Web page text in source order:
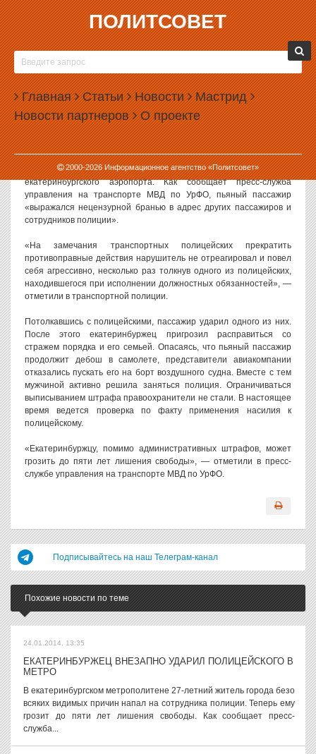
ПОЛИТСОВЕТ
Главная Статьи Новости Мастрид
Новости партнеров О проекте
2000-2026Информационное агентство «Политсовет»
13.12.2013, 17:13
ЕКАТЕРИНБУРЖЕЦ ИЗБИЛ ПОЛИЦЕЙСКОГО В
КОЛЬЦОВО
Полиция возбудила уголовное дело в отношении пассажира
самолета, устроившего дебош в аэропорту Кольцово. Вместо
полета на воздушном судне екатеринбуржцу может грозить
путешествие по этапу в колонию на ближайшие пять лет.
Инцидент произошел вечером 9 декабря в терминале «В»
екатеринбургского аэропорта. Как сообщает пресс-служба
управления на транспорте МВД по УрФО, пьяный пассажир
«выражался нецензурной бранью в адрес других пассажиров и
сотрудников полиции».
«На замечания транспортных полицейских прекратить
противоправные действия нарушитель не отреагировал и повел
себя агрессивно, несколько раз толкнув одного из полицейских,
находившегося при исполнении должностных обязанностей», —
отметили в транспортной полиции.
Потолкавшись с полицейскими, пассажир ударил одного из них.
После этого екатеринбуржец пригрозил расправиться со
стражем порядка и его семьей. Опасаясь, что пьяный пассажир
продолжит дебош в самолете, представители авиакомпании
отказались пускать его на борт воздушного судна. Вместе с тем
мужчиной активно решила заняться полиция. Ограничиваться
выписыванием штрафа правоохранители не стали. В настоящее
время ведется проверка по факту применения насилия к
полицейскому.
«Екатеринбуржцу, помимо административных штрафов, может
грозить до пяти лет лишения свободы», — отметили в пресс-
службе управления на транспорте МВД по УрФО.
Подписывайтесь на наш Телеграм-канал
Похожие новости по теме
24.01.2014, 13:35
ЕКАТЕРИНБУРЖЕЦ ВНЕЗАПНО УДАРИЛ ПОЛИЦЕЙСКОГО В
МЕТРО
В екатеринбургском метрополитене 27-летний житель города безо
всяких видимых причин напал на сотрудника полиции. Теперь ему
грозит до пяти лет лишения свободы. Как сообщает пресс-
служба...